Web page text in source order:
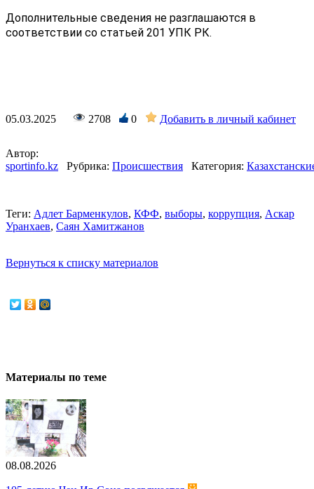
Дополнительные сведения не разглашаются в
соответствии со статьей 201 УПК РК.
05.03.2025 2708 0 Добавить в личный кабинет
Автор:
sportinfo.kz
Рубрика: Происшествия Категория:
Теги: Адлет Барменкулов, КФФ, выборы, коррупция, Аскар
Уранхаев, Саян Хамитжанов
Вернуться к списку материалов
Материалы по теме
08.08.2026